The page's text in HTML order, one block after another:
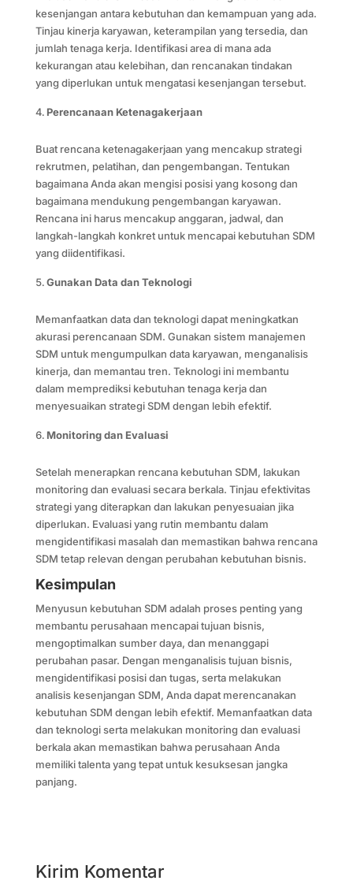
kesenjangan antara kebutuhan dan kemampuan yang ada.
Tinjau kinerja karyawan, keterampilan yang tersedia, dan
jumlah tenaga kerja. Identifikasi area di mana ada
kekurangan atau kelebihan, dan rencanakan tindakan
yang diperlukan untuk mengatasi kesenjangan tersebut.
Perencanaan Ketenagakerjaan
Buat rencana ketenagakerjaan yang mencakup strategi
rekrutmen, pelatihan, dan pengembangan. Tentukan
bagaimana Anda akan mengisi posisi yang kosong dan
bagaimana mendukung pengembangan karyawan.
Rencana ini harus mencakup anggaran, jadwal, dan
langkah-langkah konkret untuk mencapai kebutuhan SDM
yang diidentifikasi.
Gunakan Data dan Teknologi
Memanfaatkan data dan teknologi dapat meningkatkan
akurasi perencanaan SDM. Gunakan sistem manajemen
SDM untuk mengumpulkan data karyawan, menganalisis
kinerja, dan memantau tren. Teknologi ini membantu
dalam memprediksi kebutuhan tenaga kerja dan
menyesuaikan strategi SDM dengan lebih efektif.
Monitoring dan Evaluasi
Setelah menerapkan rencana kebutuhan SDM, lakukan
monitoring dan evaluasi secara berkala. Tinjau efektivitas
strategi yang diterapkan dan lakukan penyesuaian jika
diperlukan. Evaluasi yang rutin membantu dalam
mengidentifikasi masalah dan memastikan bahwa rencana
SDM tetap relevan dengan perubahan kebutuhan bisnis.
Kesimpulan
Menyusun kebutuhan SDM adalah proses penting yang
membantu perusahaan mencapai tujuan bisnis,
mengoptimalkan sumber daya, dan menanggapi
perubahan pasar. Dengan menganalisis tujuan bisnis,
mengidentifikasi posisi dan tugas, serta melakukan
analisis kesenjangan SDM, Anda dapat merencanakan
kebutuhan SDM dengan lebih efektif. Memanfaatkan data
dan teknologi serta melakukan monitoring dan evaluasi
berkala akan memastikan bahwa perusahaan Anda
memiliki talenta yang tepat untuk kesuksesan jangka
panjang.
Kirim Komentar